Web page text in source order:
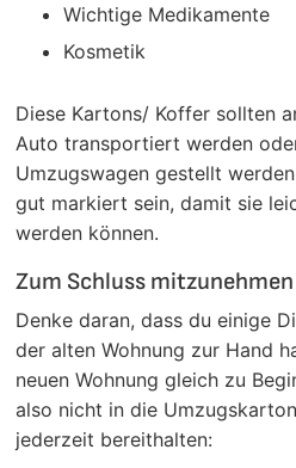
Wichtige Medikamente
Kosmetik
Diese Kartons/ Koffer sollten
Auto transportiert werden
Umzugswagen gestellt
gut markiert sein, damit sie
werden können.
Zum Schluss mitzunehmen
Denke daran, dass du einige
der alten Wohnung zur Hand
neuen Wohnung gleich zu
also nicht in die
jederzeit bereithalten: